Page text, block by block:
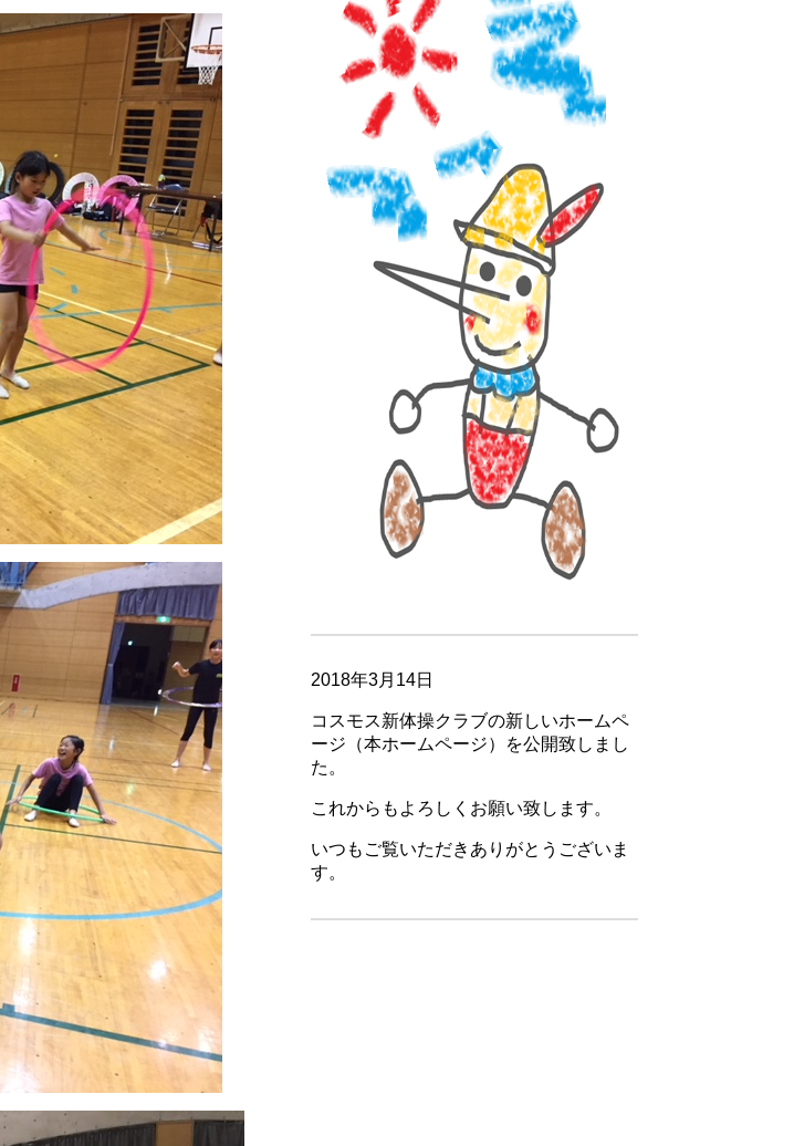
2018年3月14日
コスモス新体操クラブの新しいホームペ
ージ（本ホームページ）を公開致しまし
た。
これからもよろしくお願い致します。
いつもご覧いただきありがとうございま
す。